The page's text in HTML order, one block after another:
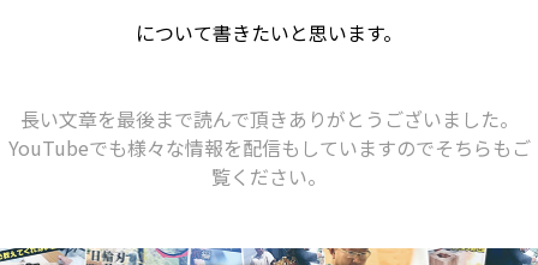
について書きたいと思います。
長い文章を最後まで読んで頂きありがとうございました。
YouTubeでも様々な情報を配信もしていますのでそちらもご
覧ください。